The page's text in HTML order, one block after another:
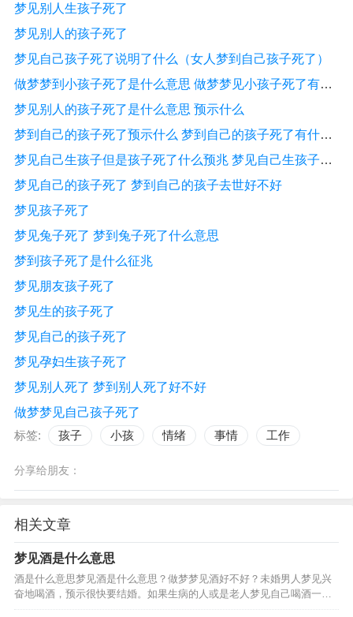
梦见别人生孩子死了
梦见别人的孩子死了
梦见自己孩子死了说明了什么（女人梦到自己孩子死了）
做梦梦到小孩子死了是什么意思 做梦梦见小孩子死了有什么预兆
梦见别人的孩子死了是什么意思 预示什么
梦到自己的孩子死了预示什么 梦到自己的孩子死了有什么征兆
梦见自己生孩子但是孩子死了什么预兆 梦见自己生孩子但是孩子死了是什么意思
梦见自己的孩子死了 梦到自己的孩子去世好不好
梦见孩子死了
梦见兔子死了 梦到兔子死了什么意思
梦到孩子死了是什么征兆
梦见朋友孩子死了
梦见生的孩子死了
梦见自己的孩子死了
梦见孕妇生孩子死了
梦见别人死了 梦到别人死了好不好
做梦梦见自己孩子死了
标签:
孩子 小孩 情绪 事情 工作
分享给朋友：
相关文章
梦见酒是什么意思
酒是什么意思梦见酒是什么意思？做梦梦见酒好不好？未婚男人梦见兴
奋地喝酒，预示很快要结婚。如果生病的人或是老人梦见自己喝酒一饮
而尽，还暗示可能会遇到危险。妻子梦见给丈夫倒酒，暗示要生孩子。